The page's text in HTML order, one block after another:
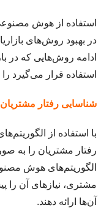
استفاده از هوش
در بهبود روش‌های
ادامه روش‌هایی که در
استفاده قرار می‌گیرد
شناسایی رفتار مشتریان
با استفاده از
رفتار مشتریان را به
الگوریتم‌های هوش
مشتری، نیازهای آن را
آن‌ها ارائه دهند.